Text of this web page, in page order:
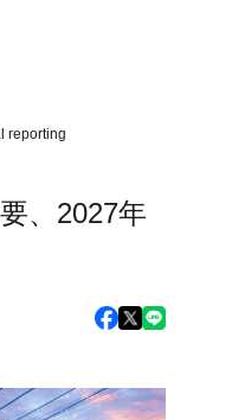
reporting
、2027年